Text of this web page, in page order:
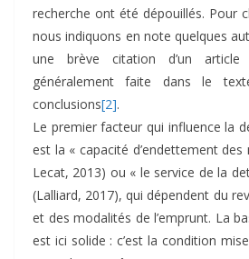
recherche ont été dépouillés. Pour
nous indiquons en note quelques
une brève citation d’un
généralement faite dans le
conclusions[2].
Le premier facteur qui influence la
est la « capacité d’endettement
Lecat, 2013) ou « le service de la
(Lalliard, 2017), qui dépendent du
et des modalités de l’emprunt. La
est ici solide : c’est la condition